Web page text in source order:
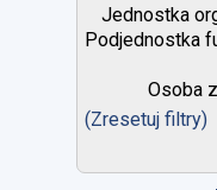
Jednostka
Podjednostka
Osoba
(Zresetuj filtry)